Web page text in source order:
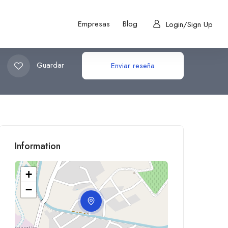
Empresas Blog Login/Sign Up
Guardar Enviar reseña
Information
+
−